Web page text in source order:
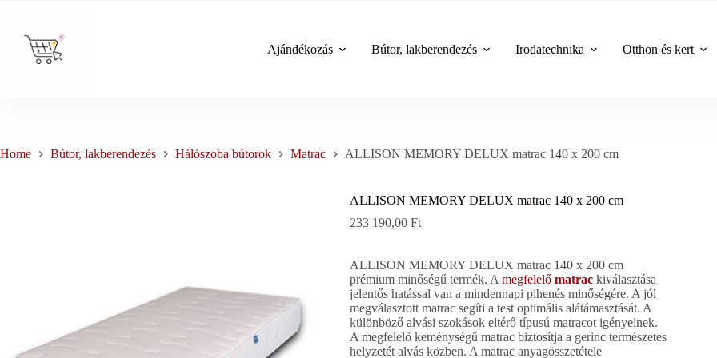
content
Ajándékozás
Bútor, lakberendezés Irodatechnika Otthon és kert
Home Bútor, lakberendezés Hálószoba bútorok Matrac ALLISON MEMORY DELUX matrac 140 x 200 cm
ALLISON MEMORY DELUX matrac 140 x 200 cm
233 190,00Ft
ALLISON MEMORY DELUX matrac 140 x 200 cm
prémium minőségű termék. Amegfelelőmatrac kiválasztása
jelentős hatással van a mindennapi pihenés minőségére. A jól
megválasztott matrac segíti a test optimális alátámasztását. A
különböző alvási szokások eltérő típusú matracot igényelnek.
A megfelelő keménységű matrac biztosítja a gerinc természetes
helyzetét alvás közben. A matrac anyagösszetétele